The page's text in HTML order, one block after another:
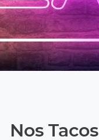
Nos Tacos